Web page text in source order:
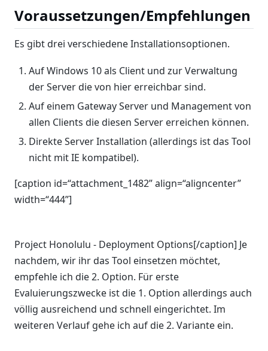
Voraussetzungen/Empfehlungen
Es gibt drei verschiedene Installationsoptionen.
Auf Windows 10 als Client und zur Verwaltung
der Server die von hier erreichbar sind.
Auf einem Gateway Server und Management von
allen Clients die diesen Server erreichen können.
Direkte Server Installation (allerdings ist das Tool
nicht mit IE kompatibel).
[caption id=“attachment_1482” align=“aligncenter”
width=“444”]
Project Honolulu - Deployment Options[/caption] Je
nachdem, wir ihr das Tool einsetzen möchtet,
empfehle ich die 2. Option. Für erste
Evaluierungszwecke ist die 1. Option allerdings auch
völlig ausreichend und schnell eingerichtet. Im
weiteren Verlauf gehe ich auf die 2. Variante ein.